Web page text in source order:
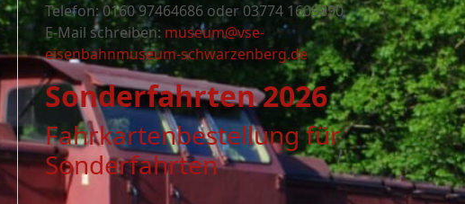
Telefon: 0160 97464686 oder 03774 1609890
E-Mail schreiben: museum@vse-
eisenbahnmuseum-schwarzenberg.de
Sonderfahrten 2026
Fahrkartenbestellung für
Sonderfahrten